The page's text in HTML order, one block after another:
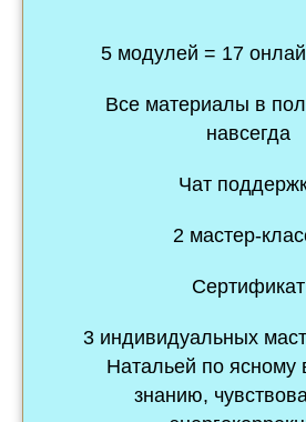
5 модулей = 17
Все материалы в
навсегда
Чат
2 мастер-
Сертификат
3 индивидуальных
Натальей по ясному
знанию,